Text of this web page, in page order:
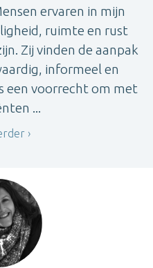
ervaren in mijn
ruimte en rust
Zij vinden de aanpak
informeel en
een voorrecht om met
...